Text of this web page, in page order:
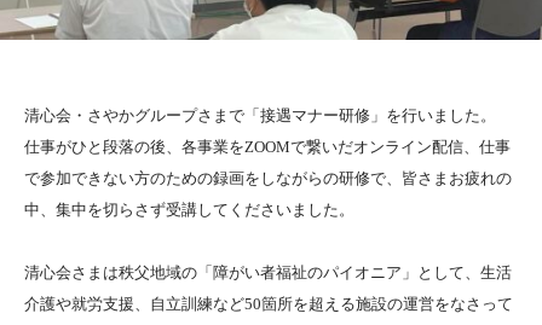
清心会・さやかグループさまで「接遇マナー研修」を行いました。
仕事がひと段落の後、各事業をZOOMで繋いだオンライン配信、仕事
で参加できない方のための録画をしながらの研修で、皆さまお疲れの
中、集中を切らさず受講してくださいました。
清心会さまは秩父地域の「障がい者福祉のパイオニア」として、生活
介護や就労支援、自立訓練など50箇所を超える施設の運営をなさって